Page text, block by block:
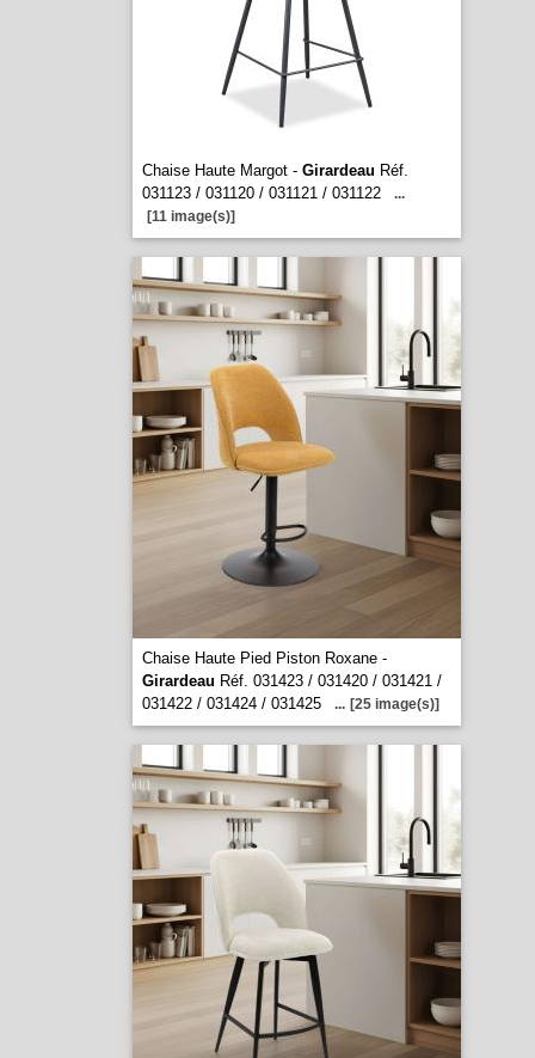
Chaise Haute Margot - Girardeau Réf.
031123 / 031120 / 031121 / 031122
...
[11 image(s)]
Chaise Haute Pied Piston Roxane -
Girardeau Réf. 031423 / 031420 / 031421 /
031422 / 031424 / 031425
... [25 image(s)]